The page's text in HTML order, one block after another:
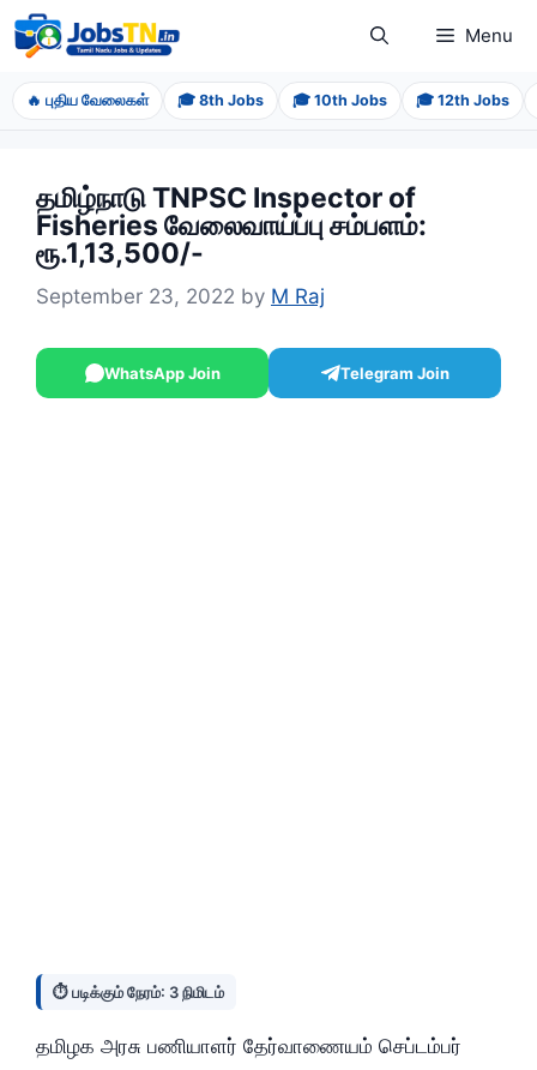
Skip
to
content
Menu
🔥 புதிய வேலைகள் 🎓 8th Jobs 🎓 10th Jobs 🎓 12th Jobs
தமிழ்நாடு TNPSC Inspector of
Fisheries வேலைவாய்ப்பு சம்பளம்:
ரூ.1,13,500/-
September 23, 2022 by M Raj
WhatsApp Join Telegram Join
⏱️ படிக்கும் நேரம்: 3 நிமிடம்
தமிழக அரசு பணியாளர் தேர்வாணையம் செப்டம்பர்